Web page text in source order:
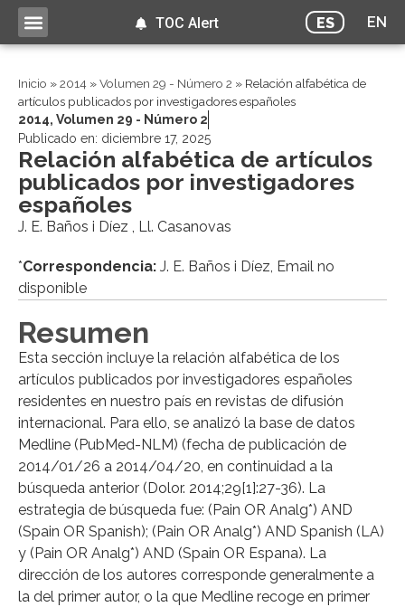
ES EN
TOC Alert
Inicio »2014 »Volumen 29 - Número 2 » Relación alfabética de
artículos publicados por investigadores españoles
2014, Volumen 29 - Número 2
Publicado en: diciembre 17, 2025
Relación alfabética de artículos
publicados por investigadores
españoles
J. E. Baños i Díez , Ll. Casanovas
*Correspondencia: J. E. Baños i Díez, Email no
disponible
Resumen
Esta sección incluye la relación alfabética de los
artículos publicados por investigadores españoles
residentes en nuestro país en revistas de difusión
internacional. Para ello, se analizó la base de datos
Medline (PubMed-NLM) (fecha de publicación de
2014/01/26 a 2014/04/20, en continuidad a la
búsqueda anterior (Dolor. 2014;29[1]:27-36). La
estrategia de búsqueda fue: (Pain OR Analg*) AND
(Spain OR Spanish); (Pain OR Analg*) AND Spanish (LA)
y (Pain OR Analg*) AND (Spain OR Espana). La
dirección de los autores corresponde generalmente a
la del primer autor, o la que Medline recoge en primer